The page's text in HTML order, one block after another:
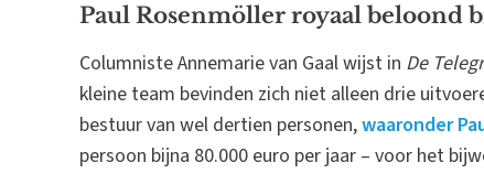
Paul Rosenmöller royaal beloond
Columniste Annemarie van Gaal wijst in De
kleine team bevinden zich niet alleen drie
bestuur van wel dertien personen,waaronder
persoon bijna 80.000 euro per jaar – voor het